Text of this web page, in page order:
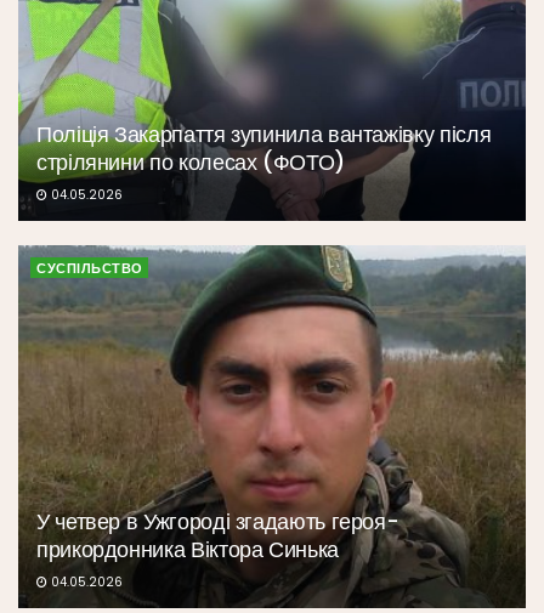
Поліція Закарпаття зупинила вантажівку після
стрілянини по колесах (ФОТО)
04.05.2026
СУСПІЛЬСТВО
У четвер в Ужгороді згадають героя-
прикордонника Віктора Синька
04.05.2026